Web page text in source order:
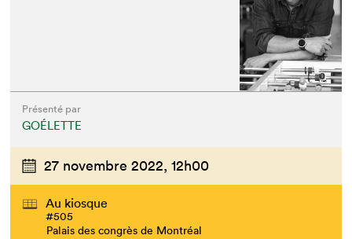
Présenté par
GOÉLETTE
27 novembre 2022, 12h00
Au kiosque
#505
Palais des congrès de Montréal